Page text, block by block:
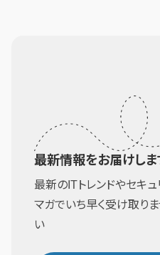
最新情報をお届けしま
最新のITトレンドやセキ
マガでいち早く受け取り
い